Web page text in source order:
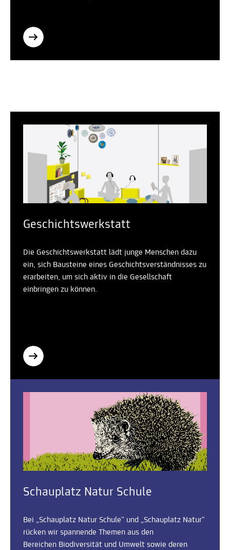
Geschichtswerkstatt
Die Geschichtswerkstatt lädt junge Menschen dazu
ein, sich Bausteine eines Geschichtsverständnisses zu
erarbeiten, um sich aktiv in die Gesellschaft
einbringen zu können.
Schauplatz Natur Schule
Bei „Schauplatz Natur Schule“ und „Schauplatz Natur“
rücken wir spannende Themen aus den
Bereichen Biodiversität und Umwelt sowie deren